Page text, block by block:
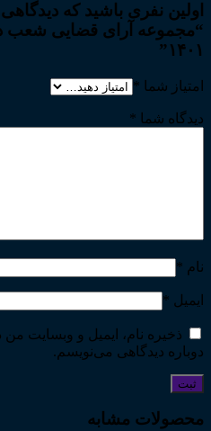
اولین نفری باشید که
“مجموعه آرای قضایی شعب
۱۴۰۱”
امتیاز شما *
دیدگاه شما *
نام *
ایمیل *
ذخیره نام، ایمیل و وبسایت
دوباره دیدگاهی می‌نویسم.
محصولات مشابه